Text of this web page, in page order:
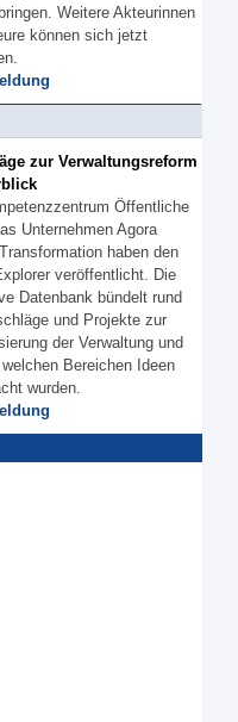
Weitere Akteurinnen
können sich jetzt
zur Verwaltungsreform
Öffentliche
Unternehmen Agora
haben den
veröffentlicht. Die
Datenbank bündelt rund
und Projekte zur
der Verwaltung und
Bereichen Ideen
wurden.